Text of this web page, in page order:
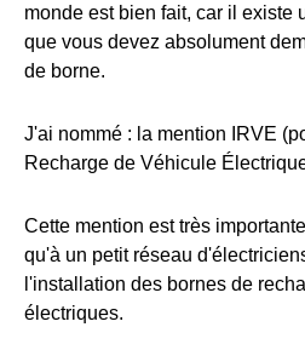
monde est bien fait, car il existe
que vous devez absolument
de borne.
J'ai nommé : la mention IRVE
Recharge de Véhicule
Cette mention est très
qu'à un petit réseau
l'installation des bornes de
électriques.